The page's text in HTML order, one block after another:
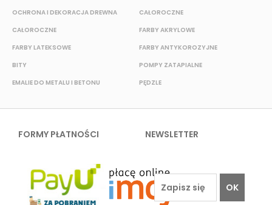
OCHRONA I DEKORACJA DREWNA
CAŁOROCZNE
FARBY LATEKSOWE
BITY
EMALIE DO METALU I BETONU
CAŁOROCZNE
FARBY AKRYLOWE
FARBY ANTYKOROZYJNE
POMPY ZATAPIALNE
PĘDZLE
FORMY PŁATNOŚCI NEWSLETTER
OK